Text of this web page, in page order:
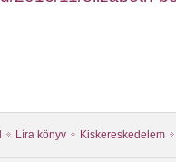
Líra könyv Kiskereskedelem